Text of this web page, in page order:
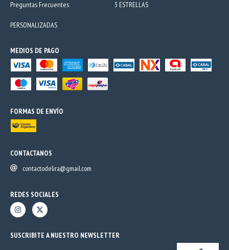
Preguntas Frecuentes 3 ESTRELLAS
PERSONALIZADAS
MEDIOS DE PAGO
FORMAS DE ENVÍO
CONTACTANOS
contactodelira@gmail.com
REDES SOCIALES
SUSCRIBITE A NUESTRO NEWSLETTER